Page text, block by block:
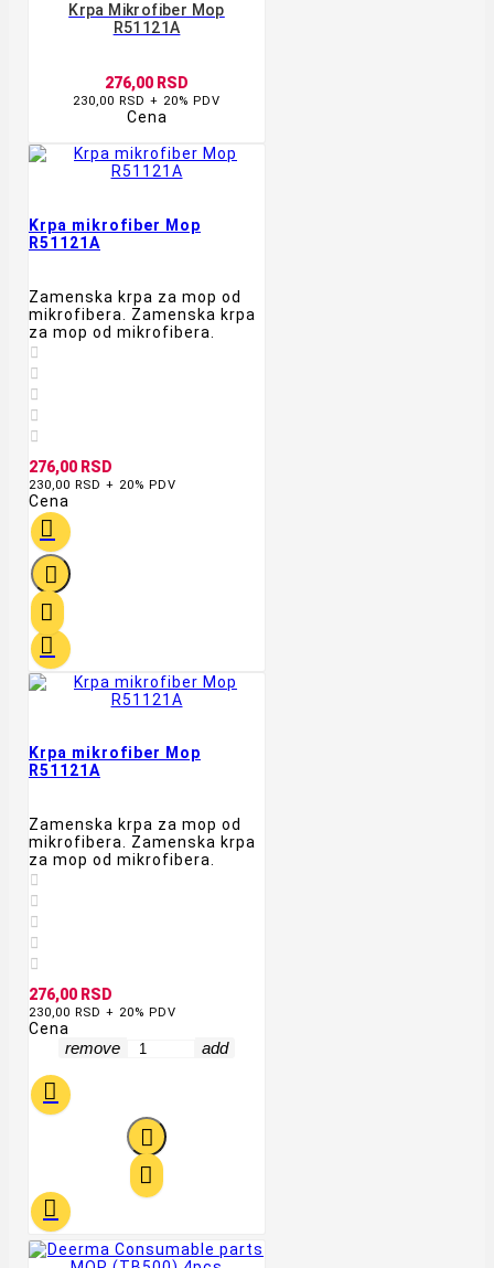
Krpa Mikrofiber Mop
R51121A
276,00 RSD
230,00 RSD + 20% PDV
Cena
Krpa mikrofiber Mop
R51121A
Zamenska krpa za mop od
mikrofibera. Zamenska krpa
za mop od mikrofibera.





276,00 RSD
230,00 RSD + 20% PDV
Cena




Krpa mikrofiber Mop
R51121A
Zamenska krpa za mop od
mikrofibera. Zamenska krpa
za mop od mikrofibera.





276,00 RSD
230,00 RSD + 20% PDV
Cena
remove add



